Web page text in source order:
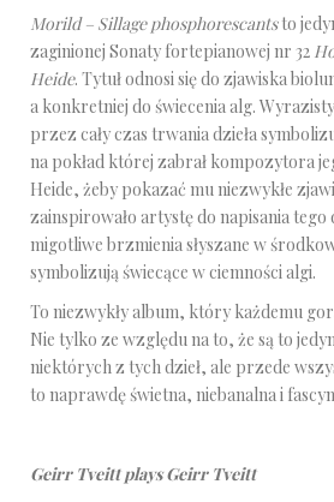
Morild – Sillage phosphorescantsto
zaginionej Sonaty fortepianowej nr 32
Heide. Tytuł odnosi się do zjawiska
a konkretniej do świecenia alg.
przez cały czas trwania dzieła
na pokład której zabrał kompozytora
Heide, żeby pokazać mu niezwykłe
zainspirowało artystę do napisania tego
migotliwe brzmienia słyszane w
symbolizują świecące w ciemności algi.
To niezwykły album, który każdemu
Nie tylko ze względu na to, że są to
niektórych z tych dzieł, ale przede
to naprawdę świetna, niebanalna i
Geirr Tveitt plays Geirr Tveitt